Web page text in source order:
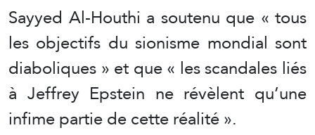
Sayyed Al-Houthi a soutenu que « tous
les objectifs du sionisme mondial sont
diaboliques » et que « les scandales liés
à Jeffrey Epstein ne révèlent qu’une
infime partie de cette réalité ».